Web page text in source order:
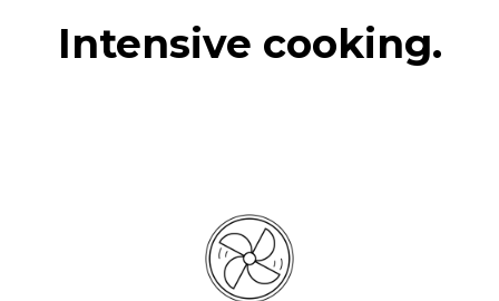
Intensive cooking.